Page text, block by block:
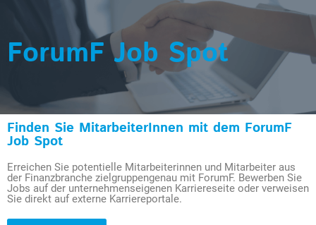
ForumF Job Spot
Finden Sie MitarbeiterInnen mit dem ForumF
Job Spot
Erreichen Sie potentielle Mitarbeiterinnen und Mitarbeiter aus
der Finanzbranche zielgruppengenau mit ForumF. Bewerben Sie
Jobs auf der unternehmenseigenen Karriereseite oder verweisen
Sie direkt auf externe Karriereportale.